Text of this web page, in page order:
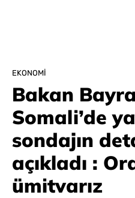
EKONOMI
Bakan
Somali’de
sondajın
açıkladı :
ümitvarız